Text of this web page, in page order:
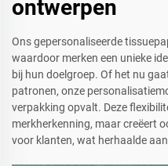
ontwerpen
Ons gepersonaliseerde
waardoor merken een unieke
bij hun doelgroep. Of het nu
patronen, onze
verpakking opvalt. Deze
merkherkenning, maar creëert
voor klanten, wat herhaalde